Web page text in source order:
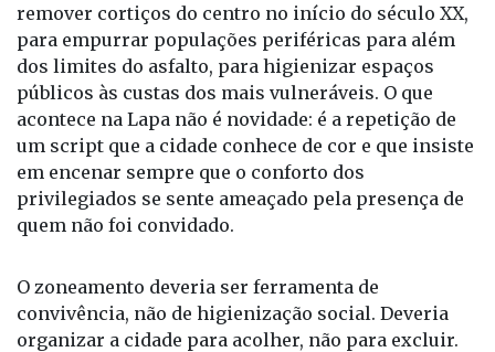
remover cortiços do centro no início do século XX,
para empurrar populações periféricas para além
dos limites do asfalto, para higienizar espaços
públicos às custas dos mais vulneráveis. O que
acontece na Lapa não é novidade: é a repetição de
um script que a cidade conhece de cor e que insiste
em encenar sempre que o conforto dos
privilegiados se sente ameaçado pela presença de
quem não foi convidado.
O zoneamento deveria ser ferramenta de
convivência, não de higienização social. Deveria
organizar a cidade para acolher, não para excluir.